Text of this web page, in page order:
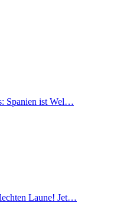
Spanien ist Wel…
Laune! Jet…